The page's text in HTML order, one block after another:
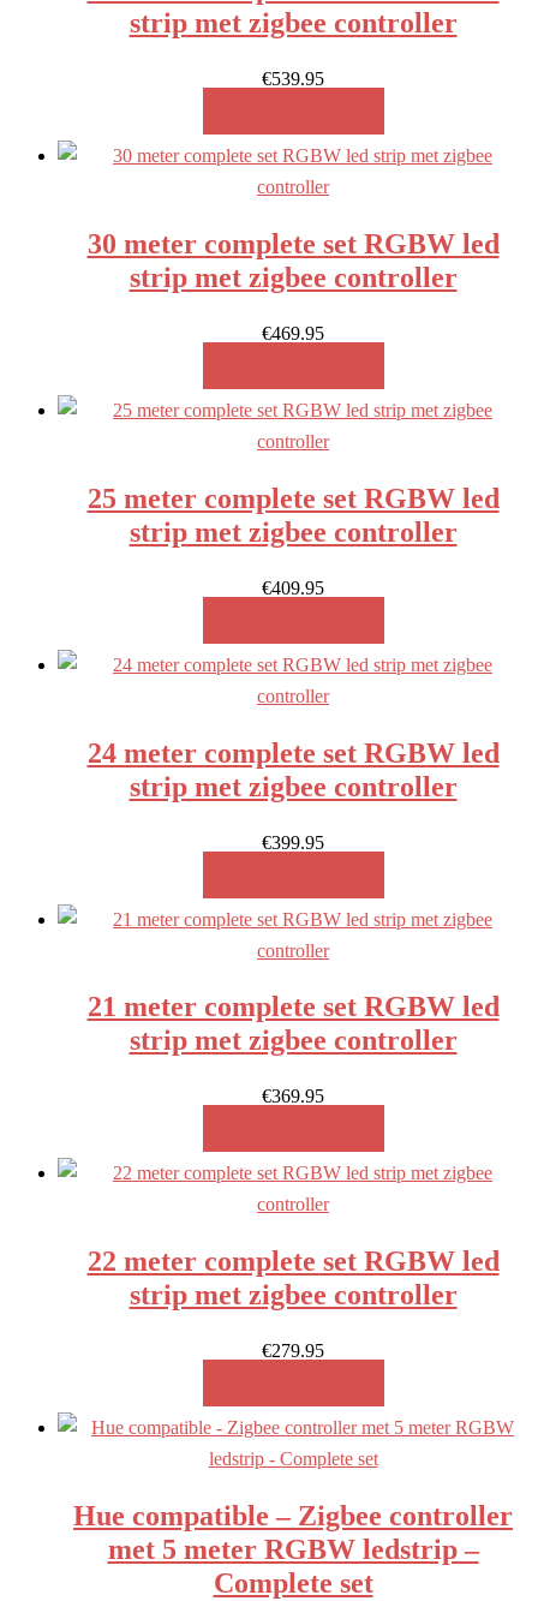
strip met zigbee controller
€539.95
30 meter complete set RGBW led
strip met zigbee controller
€469.95
25 meter complete set RGBW led
strip met zigbee controller
€409.95
24 meter complete set RGBW led
strip met zigbee controller
€399.95
21 meter complete set RGBW led
strip met zigbee controller
€369.95
22 meter complete set RGBW led
strip met zigbee controller
€279.95
Hue compatible – Zigbee controller
met 5 meter RGBW ledstrip –
Complete set